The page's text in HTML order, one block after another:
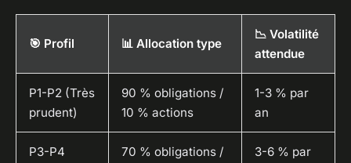
🎯 Profil 📊 Allocation type
📉 Volatilité
attendue
P1-P2 (Très
prudent)
90 % obligations /
10 % actions
1-3 % par
an
P3-P4
70 % obligations /
3-6 % par